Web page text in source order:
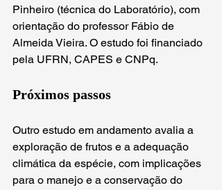
Pinheiro (técnica do Laboratório), com
orientação do professor Fábio de
Almeida Vieira. O estudo foi financiado
pela UFRN, CAPES e CNPq.
Próximos passos
Outro estudo em andamento avalia a
exploração de frutos e a adequação
climática da espécie, com implicações
para o manejo e a conservação do